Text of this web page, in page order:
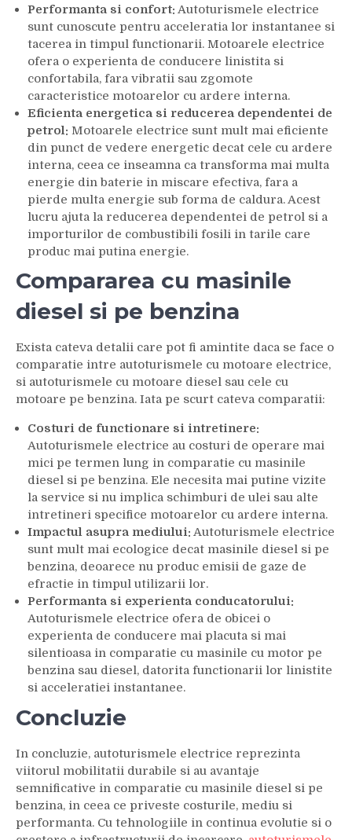
Performanta si confort: Autoturismele electrice
sunt cunoscute pentru acceleratia lor instantanee si
tacerea in timpul functionarii. Motoarele electrice
ofera o experienta de conducere linistita si
confortabila, fara vibratii sau zgomote
caracteristice motoarelor cu ardere interna.
Eficienta energetica si reducerea dependentei de
petrol: Motoarele electrice sunt mult mai eficiente
din punct de vedere energetic decat cele cu ardere
interna, ceea ce inseamna ca transforma mai multa
energie din baterie in miscare efectiva, fara a
pierde multa energie sub forma de caldura. Acest
lucru ajuta la reducerea dependentei de petrol si a
importurilor de combustibili fosili in tarile care
produc mai putina energie.
Compararea cu masinile
diesel si pe benzina
Exista cateva detalii care pot fi amintite daca se face o
comparatie intre autoturismele cu motoare electrice,
si autoturismele cu motoare diesel sau cele cu
motoare pe benzina. Iata pe scurt cateva comparatii:
Costuri de functionare si intretinere:
Autoturismele electrice au costuri de operare mai
mici pe termen lung in comparatie cu masinile
diesel si pe benzina. Ele necesita mai putine vizite
la service si nu implica schimburi de ulei sau alte
intretineri specifice motoarelor cu ardere interna.
Impactul asupra mediului: Autoturismele electrice
sunt mult mai ecologice decat masinile diesel si pe
benzina, deoarece nu produc emisii de gaze de
efractie in timpul utilizarii lor.
Performanta si experienta conducatorului:
Autoturismele electrice ofera de obicei o
experienta de conducere mai placuta si mai
silentioasa in comparatie cu masinile cu motor pe
benzina sau diesel, datorita functionarii lor linistite
si acceleratiei instantanee.
Concluzie
In concluzie, autoturismele electrice reprezinta
viitorul mobilitatii durabile si au avantaje
semnificative in comparatie cu masinile diesel si pe
benzina, in ceea ce priveste costurile, mediu si
performanta. Cu tehnologiile in continua evolutie si o